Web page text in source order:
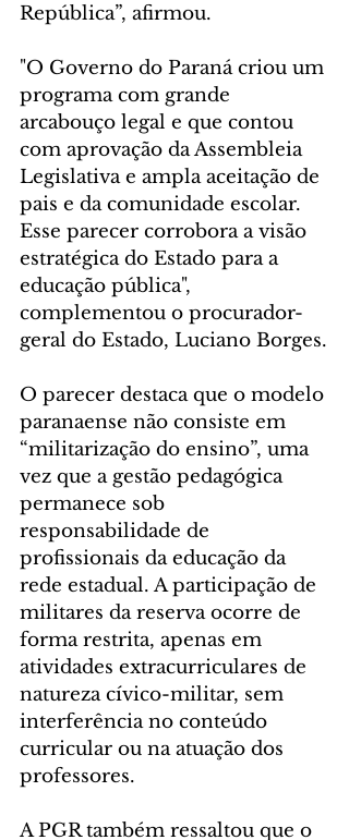
República”, afirmou.
"O Governo do Paraná criou um
programa com grande
arcabouço legal e que contou
com aprovação da Assembleia
Legislativa e ampla aceitação de
pais e da comunidade escolar.
Esse parecer corrobora a visão
estratégica do Estado para a
educação pública",
complementou o procurador-
geral do Estado, Luciano Borges.
O parecer destaca que o modelo
paranaense não consiste em
“militarização do ensino”, uma
vez que a gestão pedagógica
permanece sob
responsabilidade de
profissionais da educação da
rede estadual. A participação de
militares da reserva ocorre de
forma restrita, apenas em
atividades extracurriculares de
natureza cívico-militar, sem
interferência no conteúdo
curricular ou na atuação dos
professores.
A PGR também ressaltou que o